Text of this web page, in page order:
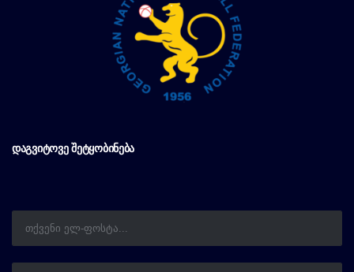
ᲓᲐᲒᲕᲘᲢᲝᲕᲔ ᲨᲔᲢᲧᲝᲑᲘᲜᲔᲑᲐ